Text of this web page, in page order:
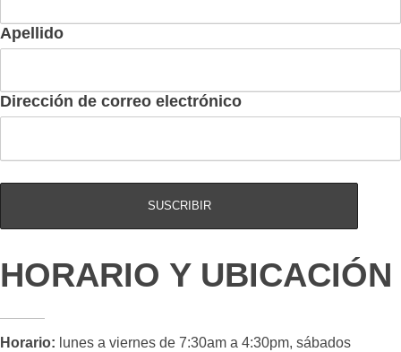
Apellido
Dirección de correo electrónico
HORARIO Y UBICACIÓN
Horario: lunes a viernes de 7:30am a 4:30pm, sábados